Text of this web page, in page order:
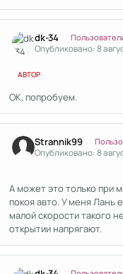
dk-34
Опубликовано:8
АВТОР
ОК, попробуем.
Strannik99
Опубликовано:8
А может это только при
покоя авто. У меня Лань
малой скорости такого
открытии напрягают.